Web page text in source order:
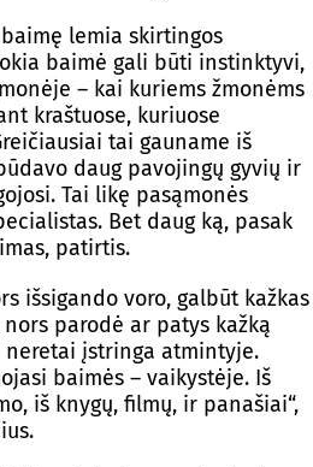
lemia skirtingos
baimė gali būti instinktyvi,
– kai kuriems žmonėms
kraštuose, kuriuose
tai gauname iš
daug pavojingų gyvių ir
Tai likę pasąmonės
Bet daug ką, pasak
patirtis.
išsigando voro, galbūt kažkas
parodė ar patys kažką
neretai įstringa atmintyje.
baimės – vaikystėje. Iš
iš knygų, filmų, ir panašiai“,